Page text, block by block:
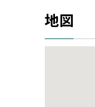
地図